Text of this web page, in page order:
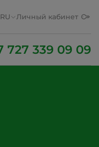
RU Личный кабинет
727 339 09 09